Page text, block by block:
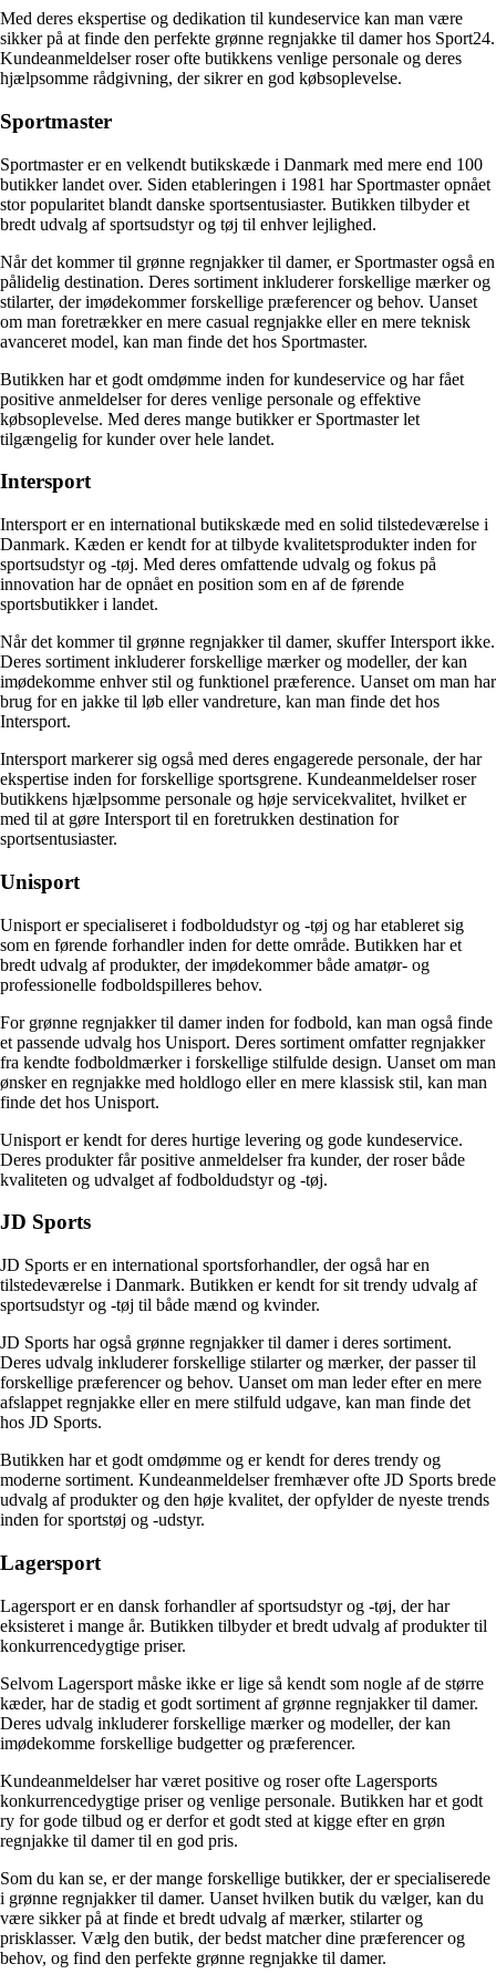
Med deres ekspertise og dedikation til kundeservice kan man være
sikker på at finde den perfekte grønne regnjakke til damer hos Sport24.
Kundeanmeldelser roser ofte butikkens venlige personale og deres
hjælpsomme rådgivning, der sikrer en god købsoplevelse.
Sportmaster
Sportmaster er en velkendt butikskæde i Danmark med mere end 100
butikker landet over. Siden etableringen i 1981 har Sportmaster opnået
stor popularitet blandt danske sportsentusiaster. Butikken tilbyder et
bredt udvalg af sportsudstyr og tøj til enhver lejlighed.
Når det kommer til grønne regnjakker til damer, er Sportmaster også en
pålidelig destination. Deres sortiment inkluderer forskellige mærker og
stilarter, der imødekommer forskellige præferencer og behov. Uanset
om man foretrækker en mere casual regnjakke eller en mere teknisk
avanceret model, kan man finde det hos Sportmaster.
Butikken har et godt omdømme inden for kundeservice og har fået
positive anmeldelser for deres venlige personale og effektive
købsoplevelse. Med deres mange butikker er Sportmaster let
tilgængelig for kunder over hele landet.
Intersport
Intersport er en international butikskæde med en solid tilstedeværelse i
Danmark. Kæden er kendt for at tilbyde kvalitetsprodukter inden for
sportsudstyr og -tøj. Med deres omfattende udvalg og fokus på
innovation har de opnået en position som en af de førende
sportsbutikker i landet.
Når det kommer til grønne regnjakker til damer, skuffer Intersport ikke.
Deres sortiment inkluderer forskellige mærker og modeller, der kan
imødekomme enhver stil og funktionel præference. Uanset om man har
brug for en jakke til løb eller vandreture, kan man finde det hos
Intersport.
Intersport markerer sig også med deres engagerede personale, der har
ekspertise inden for forskellige sportsgrene. Kundeanmeldelser roser
butikkens hjælpsomme personale og høje servicekvalitet, hvilket er
med til at gøre Intersport til en foretrukken destination for
sportsentusiaster.
Unisport
Unisport er specialiseret i fodboldudstyr og -tøj og har etableret sig
som en førende forhandler inden for dette område. Butikken har et
bredt udvalg af produkter, der imødekommer både amatør- og
professionelle fodboldspilleres behov.
For grønne regnjakker til damer inden for fodbold, kan man også finde
et passende udvalg hos Unisport. Deres sortiment omfatter regnjakker
fra kendte fodboldmærker i forskellige stilfulde design. Uanset om man
ønsker en regnjakke med holdlogo eller en mere klassisk stil, kan man
finde det hos Unisport.
Unisport er kendt for deres hurtige levering og gode kundeservice.
Deres produkter får positive anmeldelser fra kunder, der roser både
kvaliteten og udvalget af fodboldudstyr og -tøj.
JD Sports
JD Sports er en international sportsforhandler, der også har en
tilstedeværelse i Danmark. Butikken er kendt for sit trendy udvalg af
sportsudstyr og -tøj til både mænd og kvinder.
JD Sports har også grønne regnjakker til damer i deres sortiment.
Deres udvalg inkluderer forskellige stilarter og mærker, der passer til
forskellige præferencer og behov. Uanset om man leder efter en mere
afslappet regnjakke eller en mere stilfuld udgave, kan man finde det
hos JD Sports.
Butikken har et godt omdømme og er kendt for deres trendy og
moderne sortiment. Kundeanmeldelser fremhæver ofte JD Sports brede
udvalg af produkter og den høje kvalitet, der opfylder de nyeste trends
inden for sportstøj og -udstyr.
Lagersport
Lagersport er en dansk forhandler af sportsudstyr og -tøj, der har
eksisteret i mange år. Butikken tilbyder et bredt udvalg af produkter til
konkurrencedygtige priser.
Selvom Lagersport måske ikke er lige så kendt som nogle af de større
kæder, har de stadig et godt sortiment af grønne regnjakker til damer.
Deres udvalg inkluderer forskellige mærker og modeller, der kan
imødekomme forskellige budgetter og præferencer.
Kundeanmeldelser har været positive og roser ofte Lagersports
konkurrencedygtige priser og venlige personale. Butikken har et godt
ry for gode tilbud og er derfor et godt sted at kigge efter en grøn
regnjakke til damer til en god pris.
Som du kan se, er der mange forskellige butikker, der er specialiserede
i grønne regnjakker til damer. Uanset hvilken butik du vælger, kan du
være sikker på at finde et bredt udvalg af mærker, stilarter og
prisklasser. Vælg den butik, der bedst matcher dine præferencer og
behov, og find den perfekte grønne regnjakke til damer.